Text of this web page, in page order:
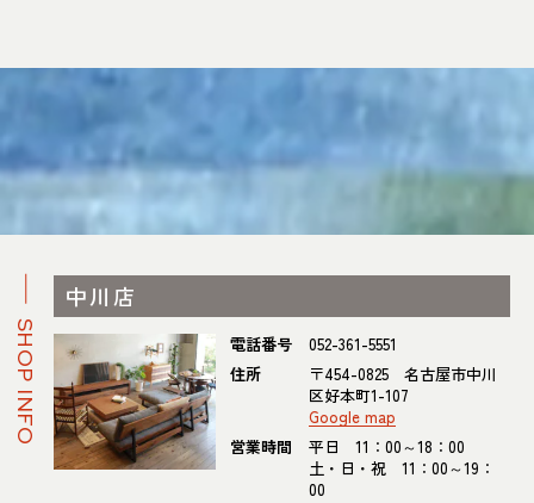
SHOP INFO
中川店
電話番号
052-361-5551
住所
〒454-0825 名古屋市中川
区好本町1-107
Google map
営業時間
平日 11：00～18：00
土・日・祝 11：00～19：
00